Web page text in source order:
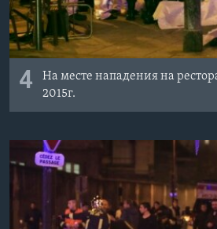
4
На месте нападения на
2015г.